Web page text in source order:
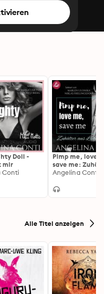
Doll -
mir
Conti
Pimp me, love
save me:
Liebe (GiB 3)
Angelina Conti
Alle Titel anzeigen